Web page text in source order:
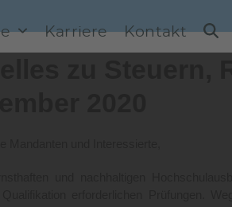
Karriere Kontakt